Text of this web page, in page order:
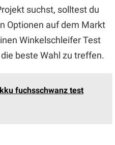
suchst, solltest du
Optionen auf dem Markt
Winkelschleifer Test
beste Wahl zu treffen.
fuchsschwanz test